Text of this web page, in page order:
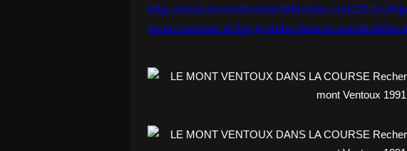
http://www.lesrendezvousdelareine.com/2016/10/
mont-ventoux-et-les-grandes-heures-